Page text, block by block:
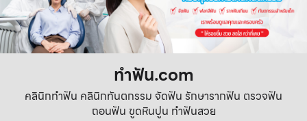
ทําฟัน.com
คลินิกทำฟัน คลินิกทันตกรรม จัดฟัน รักษารากฟัน ตรวจฟัน
ถอนฟัน ขูดหินปูน ทำฟันสวย